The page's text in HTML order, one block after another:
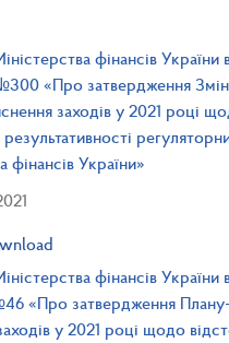
фінансів України
«Про затвердження
заходів у 2021 році
фінансів України»
фінансів України
«Про затвердження
у 2021 році щодо